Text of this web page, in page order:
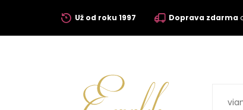
Už od roku 1997 Doprava zdarma